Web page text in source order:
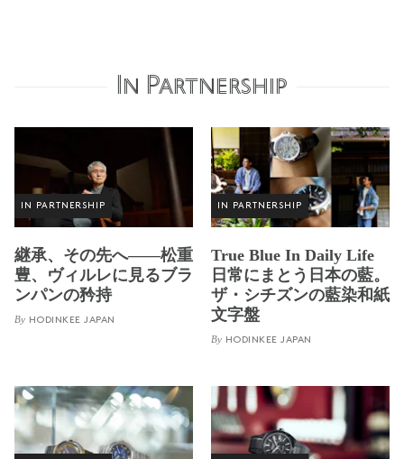
In Partnership
IN PARTNERSHIP
継承、その先へ——松重
豊、ヴィルレに見るブラ
ンパンの矜持
By HODINKEE JAPAN
IN PARTNERSHIP
True Blue In Daily Life
日常にまとう日本の藍。
ザ・シチズンの藍染和紙
文字盤
By HODINKEE JAPAN